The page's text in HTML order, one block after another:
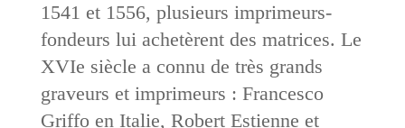
1541 et 1556, plusieurs imprimeurs-
fondeurs lui achetèrent des matrices. Le
XVIe siècle a connu de très grands
graveurs et imprimeurs : Francesco
Griffo en Italie, Robert Estienne et